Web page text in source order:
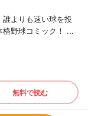
よりも速い球を投
野球コミック！ ...
無料で読む